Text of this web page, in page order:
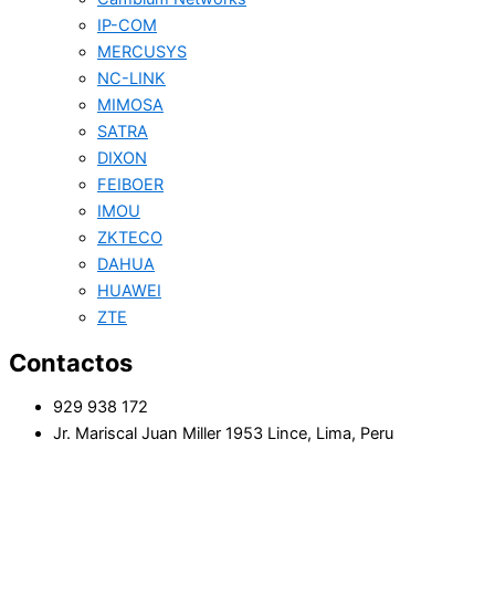
IP-COM
MERCUSYS
NC-LINK
MIMOSA
SATRA
DIXON
FEIBOER
IMOU
ZKTECO
DAHUA
HUAWEI
ZTE
Contactos
929 938 172
Jr. Mariscal Juan Miller 1953 Lince, Lima, Peru